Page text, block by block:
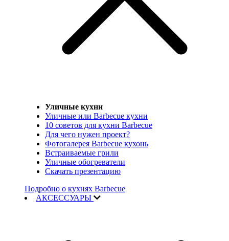
Уличные кухни
Уличные или Barbecue кухни
10 советов для кухни Barbecue
Для чего нужен проект?
Фотогалерея Barbecue кухонь
Встраиваемые грили
Уличные обогреватели
Скачать презентацию
Подробно о кухнях Barbecue
АКСЕССУАРЫ